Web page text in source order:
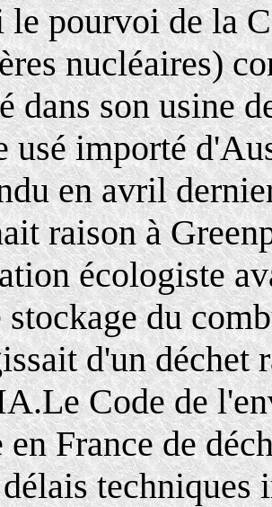
le pourvoi de la
nucléaires)
dans son usine
usé importé
en avril
raison à
écologiste
du
d'un déchet
Code de
en France de